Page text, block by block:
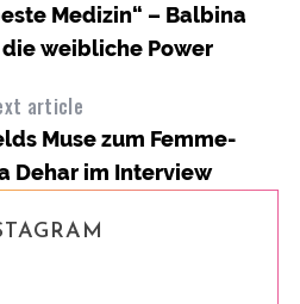
Medizin“ – Balbina
weibliche Power
article
Muse zum Femme-
Dehar im Interview